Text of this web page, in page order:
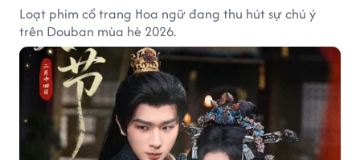
Loạt phim cổ trang Hoa ngữ đang thu hút sự chú ý
trên Douban mùa hè 2026.